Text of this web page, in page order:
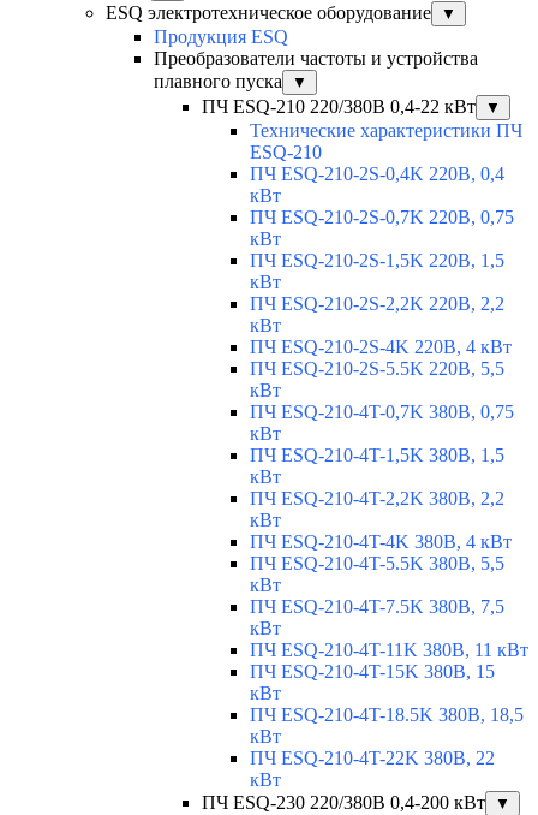
ESQ электротехническое оборудование ▼
Продукция ESQ
Преобразователи частоты и устройства
плавного пуска
▼
ПЧ ESQ-210 220/380В 0,4-22 кВт ▼
Технические характеристики ПЧ
ESQ-210
ПЧ ESQ-210-2S-0,4K 220В, 0,4
кВт
ПЧ ESQ-210-2S-0,7K 220В, 0,75
кВт
ПЧ ESQ-210-2S-1,5K 220В, 1,5
кВт
ПЧ ESQ-210-2S-2,2K 220В, 2,2
кВт
ПЧ ESQ-210-2S-4K 220В, 4 кВт
ПЧ ESQ-210-2S-5.5K 220В, 5,5
кВт
ПЧ ESQ-210-4T-0,7K 380В, 0,75
кВт
ПЧ ESQ-210-4T-1,5K 380В, 1,5
кВт
ПЧ ESQ-210-4T-2,2K 380В, 2,2
кВт
ПЧ ESQ-210-4T-4K 380В, 4 кВт
ПЧ ESQ-210-4T-5.5K 380В, 5,5
кВт
ПЧ ESQ-210-4T-7.5K 380В, 7,5
кВт
ПЧ ESQ-210-4T-11K 380В, 11 кВт
ПЧ ESQ-210-4T-15K 380В, 15
кВт
ПЧ ESQ-210-4T-18.5K 380В, 18,5
кВт
ПЧ ESQ-210-4T-22K 380В, 22
кВт
ПЧ ESQ-230 220/380В 0,4-200 кВт
▼